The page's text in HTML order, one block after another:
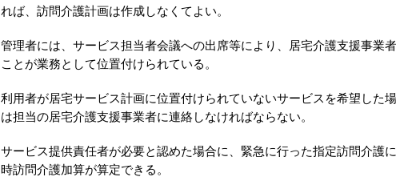
れば、訪問介護計画は作成しなくてよい。
管理者には、サービス担当者会議への出席等により、居宅介護支援事業
ことが業務として位置付けられている。
利用者が居宅サービス計画に位置付けられていないサービスを希望した
は担当の居宅介護支援事業者に連絡しなければならない。
サービス提供責任者が必要と認めた場合に、緊急に行った指定訪問介護
時訪問介護加算が算定できる。